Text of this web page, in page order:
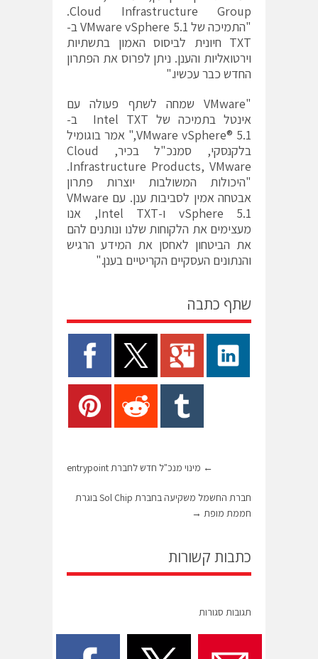
Cloud Infrastructure Group.
"התמיכה של VMware vSphere 5.1 ב-
TXT חיונית לביסוס האמון בתשתיות
וירטואליות והענן. ניתן לפרוס את הפתרון
החדש כבר עכשיו."
"VMware שמחה לשתף פעולה עם
אינטל בתמיכה של Intel TXT ב-
VMware vSphere® 5.1," אמר בוגומיל
בלקנסקי, סמנכ"ל בכיר, Cloud
Infrastructure Products, VMware.
"היכולות המשולבות יוצרות פתרון
אבטחה אמין לסביבות ענן. עם VMware
vSphere 5.1 ו-Intel TXT, אנו
מעצימים את הלקוחות שלנו ונותנים להם
את הביטחון לאחסן את המידע הרגיש
והנתונים העסקיים הקריטיים בענן."
שתף כתבה
← מינוי מנכ"ל חדש לחברת entrypoint
חברת החשמל משקיעה בחברת Sol Chip בוגרת
חממת מופת →
כתבות קשורות
תגובות סגורות